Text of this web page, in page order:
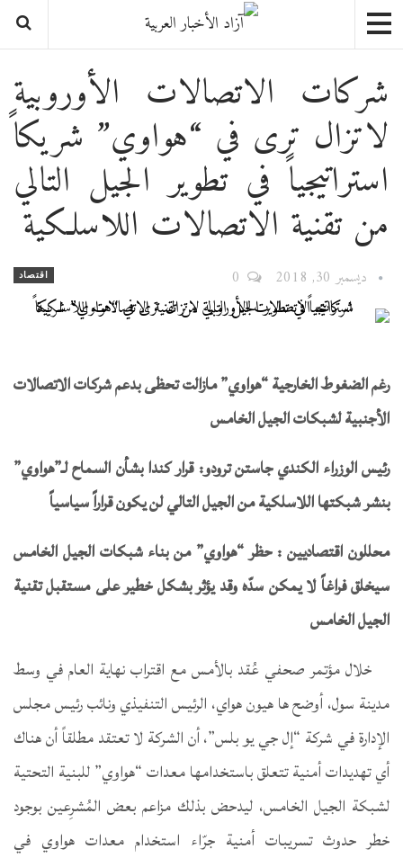
شركات الاتصالات الأوروبية
لاتزال ترى في “هواوي” شريكاً
استراتيجياً في تطوير الجيل التالي
من تقنية الاتصالات اللاسلكية
اقتصاد ديسمبر 30, 2018
رغم الضغوط الخارجية “هواوي” مازالت تحظى بدعم شركات الاتصالات
الأجنبية لشبكات الجيل الخامس
رئيس الوزراء الكندي جاستن ترودو: قرار كندا بشأن السماح لـ”هواوي”
بنشر شبكتها اللاسلكية من الجيل التالي لن يكون قراراً سياسياً
محللون اقتصاديين : حظر “هواوي” من بناء شبكات الجيل الخامس
سيخلق فراغاً لا يمكن سدّه وقد يؤثر بشكل خطير على مستقبل تقنية
الجيل الخامس
خلال مؤتمر صحفي عُقد بالأمس مع اقتراب نهاية العام في وسط
مدينة سول، أوضح ها هيون هواي، الرئيس التنفيذي ونائب رئيس مجلس
الإدارة في شركة “إل جي يو بلس”، أن الشركة لا تعتقد مطلقاً أن هناك
أي تهديدات أمنية تتعلق باستخدامها معدات “هواوي” للبنية التحتية
لشبكة الجيل الخامس، ليدحض بذلك مزاعم بعض المُشرِعين بوجود
خطر حدوث تسريبات أمنية جرّاء استخدام معدات هواوي في